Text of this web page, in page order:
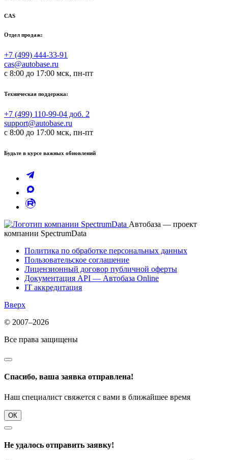
CAS
Отдел продаж:
+7 (499) 444-33-91
cas@autobase.ru
с 8:00 до 17:00 мск, пн-пт
Техническая поддержка:
+7 (499) 110-99-04 доб. 2
support@autobase.ru
с 8:00 до 17:00 мск, пн-пт
Будьте в курсе важных обновлений
Автобаза — проект
компании SpectrumData
Политика по обработке персональных данных
Пользовательское соглашение
Лицензионный договор публичной оферты
Документация API — Автобаза Online
IT аккредитация
Вверх
© 2007–2026
Все права защищены
Спасибо, ваша заявка отправлена!
Наш специалист свяжется с вами в ближайшее время
ОК
Не удалось отправить заявку!